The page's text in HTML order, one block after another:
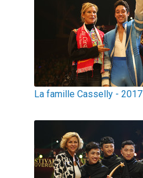
La famille Casselly - 2017